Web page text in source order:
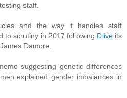
staff.
and the way it handles staff
to scrutiny in 2017 following Dliveits
Damore.
suggesting genetic differences
explained gender imbalances in